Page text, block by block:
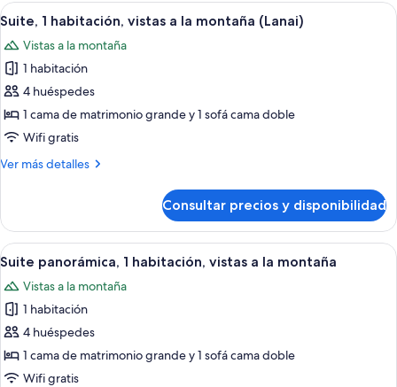
camas
Abrir
todas
las
fotos
de
Suite,
1
vistas
montaña
(Lanai)
Habitación de hotel con una cama
6
Suite, 1 habitación, vistas a la montaña (Lanai)
Vistas a la montaña
1 habitación
4 huéspedes
1 cama de matrimonio grande y 1 sofá cama doble
Wifi gratis
Ver más detalles
Más
1
habitación,
vistas
la
montaña
(Lanai)
Consultar precios y disponibilidad
Abrir
todas
las
fotos
de
Suite
panorámica,
Habitación de hotel con una cama
9
Suite panorámica, 1 habitación, vistas a la montaña
Vistas a la montaña
1 habitación
4 huéspedes
1 cama de matrimonio grande y 1 sofá cama doble
Wifi gratis